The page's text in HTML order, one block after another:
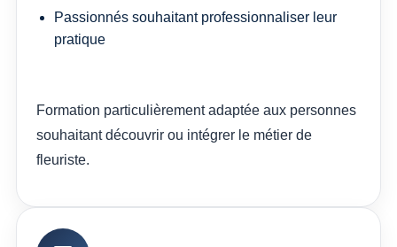
Passionnés souhaitant professionnaliser leur
pratique
Formation particulièrement adaptée aux personnes
souhaitant découvrir ou intégrer le métier de
fleuriste.